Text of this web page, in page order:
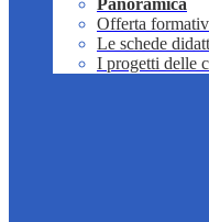
Panoramica
Offerta
Le schede
I progetti delle